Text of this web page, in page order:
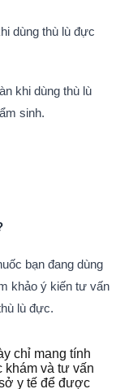
dùng thù lù đực
khi dùng thù lù
sinh.
bạn đang dùng
khảo ý kiến tư vấn
lù đực.
chỉ mang tính
khám và tư vấn
y tế để được